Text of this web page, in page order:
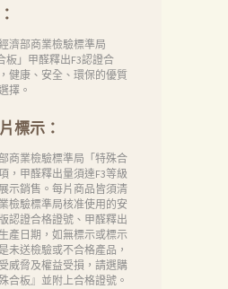
濟部商業檢驗標準局
板」甲醛釋出F3認證合
健康、安全、環保的優質
擇。
標示：
商業檢驗標準局「特殊合
，甲醛釋出量須達F3等級
示銷售。每片商品皆須清
檢驗標準局核准使用的安
認證合格證號、甲醛釋出
產日期，如無標示或標示
未送檢驗或不合格產品，
威脅及權益受損，請選購
合板』並附上合格證號。